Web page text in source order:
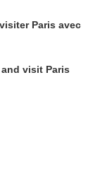
Paris avec
visit Paris